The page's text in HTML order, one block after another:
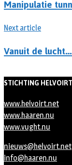
Manipulatie
Next article
Vanuit de
STICHTING
www.helvoirt.net
www.haaren.nu
www.vught.nu
nieuws@helvoirt.net
info@haaren.nu